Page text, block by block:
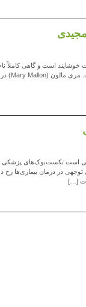
است و گاهی کاملاً
نقش فناوری در درمان بیماری‌ها ۲۲ اسفند ۸۷-
در درمان بیماری‌ها رخ
[…]